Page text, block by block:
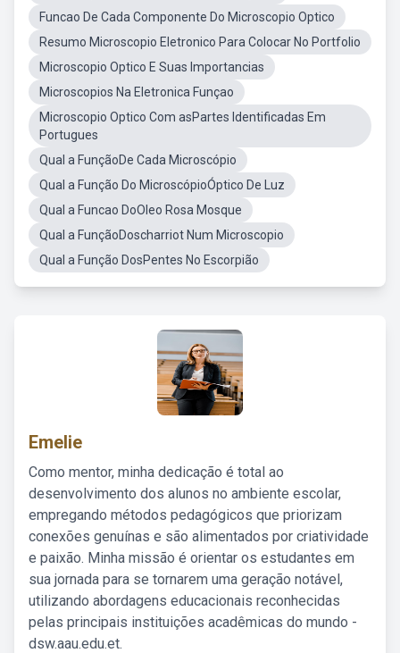
Funcao De Cada Componente Do Microscopio Optico
Resumo Microscopio Eletronico Para Colocar No Portfolio
Microscopio Optico E Suas Importancias
Microscopios Na Eletronica Funçao
Microscopio Optico Com asPartes Identificadas Em
Portugues
Qual a FunçãoDe Cada Microscópio
Qual a Função Do MicroscópioÓptico De Luz
Qual a Funcao DoOleo Rosa Mosque
Qual a FunçãoDoscharriot Num Microscopio
Qual a Função DosPentes No Escorpião
Emelie
Como mentor, minha dedicação é total ao
desenvolvimento dos alunos no ambiente escolar,
empregando métodos pedagógicos que priorizam
conexões genuínas e são alimentados por criatividade
e paixão. Minha missão é orientar os estudantes em
sua jornada para se tornarem uma geração notável,
utilizando abordagens educacionais reconhecidas
pelas principais instituições acadêmicas do mundo -
dsw.aau.edu.et.